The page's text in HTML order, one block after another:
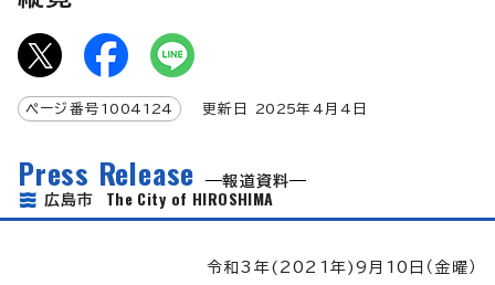
ページ番号 1004124 更新日 2025年4月4日
Press Release
報道資料
広島市 The City of HIROSHIMA
令和3年(2021年)9月10日（金曜）